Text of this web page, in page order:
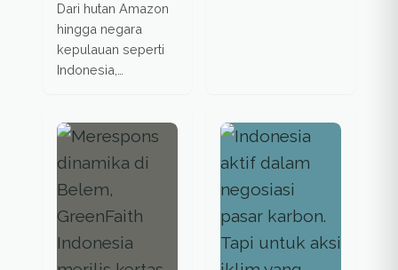
Dari hutan Amazon
hingga negara
kepulauan seperti
Indonesia,
memiliki
langsung terhadap
ruang hidup jutaan
manusia.